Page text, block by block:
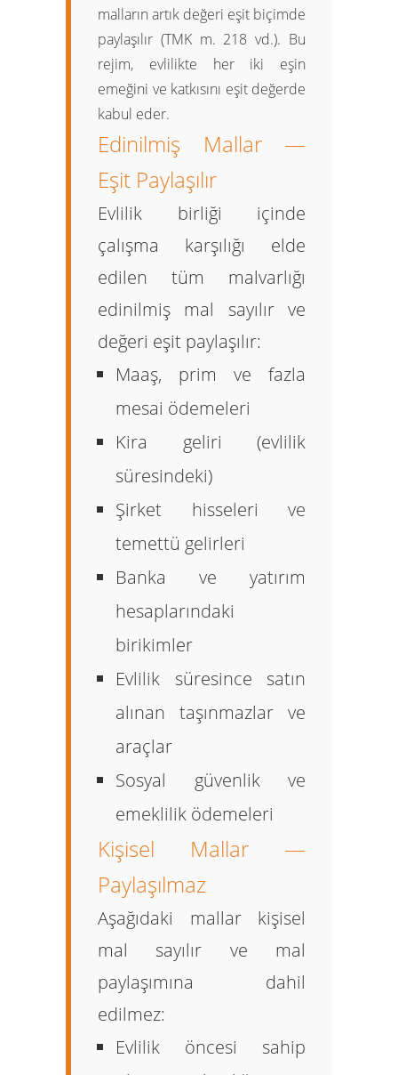
malların artık değeri eşit biçimde
paylaşılır (TMK m. 218 vd.). Bu
rejim, evlilikte her iki eşin
emeğini ve katkısını eşit değerde
kabul eder.
Edinilmiş Mallar —
Eşit Paylaşılır
Evlilik birliği içinde
çalışma karşılığı elde
edilen tüm malvarlığı
edinilmiş mal sayılır ve
değeri eşit paylaşılır:
Maaş, prim ve fazla
mesai ödemeleri
Kira geliri (evlilik
süresindeki)
Şirket hisseleri ve
temettü gelirleri
Banka ve yatırım
hesaplarındaki
birikimler
Evlilik süresince satın
alınan taşınmazlar ve
araçlar
Sosyal güvenlik ve
emeklilik ödemeleri
Kişisel Mallar —
Paylaşılmaz
Aşağıdaki mallar kişisel
mal sayılır ve mal
paylaşımına dahil
edilmez:
Evlilik öncesi sahip